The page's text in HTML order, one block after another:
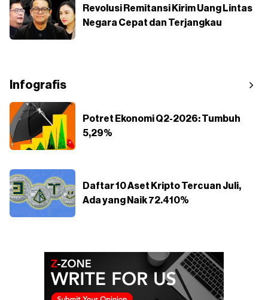
Revolusi Remitansi Kirim Uang Lintas
Negara Cepat dan Terjangkau
Infografis
Potret Ekonomi Q2-2026: Tumbuh
5,29%
Daftar 10 Aset Kripto Tercuan Juli,
Ada yang Naik 72.410%